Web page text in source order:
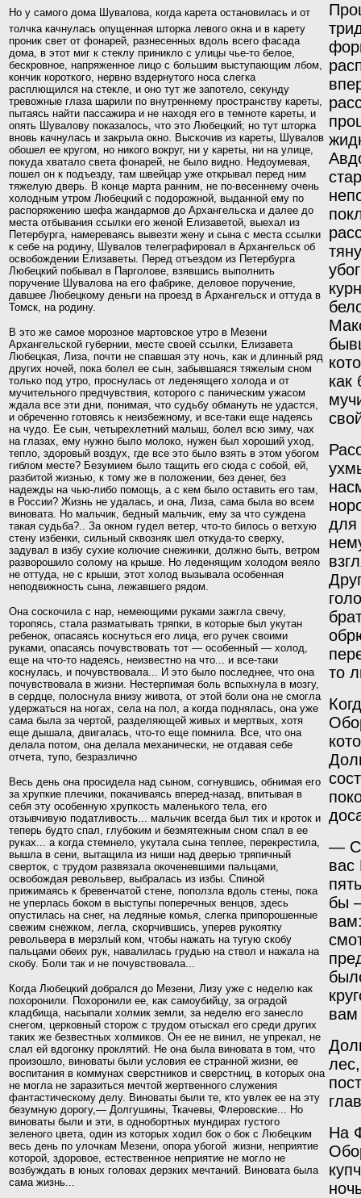
Но у самого дома Шувалова, когда карета остановилась и от
толчка качнулась опущенная шторка левого окна и в карету
проник свет от фонарей, разнесенных вдоль всего фасада
дома, в этот миг к стеклу приникло с улицы чье-то белое,
бескровное, напряженное лицо с боль­шим выступающим лбом,
кончик короткого, нервно вздернутого носа слегка
расплющился на стекле, и оно тут же запотело, секунду
тревожные глаза шарили по внутреннему пространству кареты,
пытаясь найти пассажира и не находя его в темноте кареты, и
опять Шувалову показа­лось, что это Любецкий; но тут шторка
вновь качнулась и закрыла окно. Выскочив из кареты, Шувалов
обошел ее кругом, но никого вокруг, ни у кареты, ни на улице,
покуда хватало света фонарей, не было видно. Недоуме­вая,
пошел он к подъезду, там швейцар уже открывал перед ним
тяжелую дверь. В конце марта ранним, не по-весеннему очень
холодным утром Любецкий с подорожной, выданной ему по
распоряжению шефа жандармов до Архангельска и далее до
места отбывания ссылки его женой Елизаветой, выехал из
Петербурга, намереваясь вывезти жену и сына с места ссылки
к себе на родину, Шувалов телеграфировал в Архангельск об
освобождении Елизаветы. Перед отъездом из Петербурга
Любецкий побывал в Парголове, взявшись выполнить
поручение Шувалова на его фабрике, деловое поручение,
давшее Любецкому деньги на проезд в Архан­гельск и оттуда в
Томск, на родину.
В это же самое морозное мартовское утро в Мезени
Архангельской губернии, месте своей ссылки, Елизавета
Любецкая, Лиза, почти не спавшая эту ночь, как и длинный ряд
других ночей, пока болел ее сын, забывшаяся тяжелым сном
только под утро, проснулась от леденящего холода и от
мучительного предчувствия, которого с паниче­ским ужасом
ждала все эти дни, понимая, что судьбу обмануть не удастся,
и обреченно готовясь к неизбежному, и все-таки еще надеясь
на чудо. Ее сын, четырехлетний малыш, болел всю зиму, чах
на глазах, ему нужно было моло­ко, нужен был хороший уход,
тепло, здоровый воздух, где все это было взять в этом убогом
гиблом месте? Безумием было тащить его сюда с собой, ей,
разбитой жизнью, к тому же в положении, без денег, без
надежды на чью-либо помощь, а с кем было оставить его там,
в России? Жизнь не удалась, и она, Лиза, сама была во всем
виновата. Но мальчик, бедный мальчик, ему за что суждена
такая судьба?.. За окном гудел ветер, что-то билось о ветхую
стену избенки, сильный сквозняк шел откуда-то сверху,
задувал в избу сухие колючие снежинки, должно быть, ветром
разворошило солому на крыше. Но леденящим холодом веяло
не оттуда, не с крыши, этот холод вызывала особенная
неподвижность сына, лежавшего рядом.
Она соскочила с нар, немеющими руками зажгла свечу,
торопясь, стала разматывать тряпки, в которые был укутан
ребенок, опасаясь коснуться его лица, его ручек своими
руками, опасаясь почувствовать тот — особенный — холод,
еще на что-то надеясь, неизвестно на что... и все-таки
коснулась, и почувствовала... И это было последнее, что она
почувствовала в жизни. Нестерпимая боль вспыхнула в мозгу,
в сердце, полоснула внизу живота, от этой боли она не смогла
удержаться на ногах, села на пол, а когда поднялась, она уже
сама была за чертой, разделяющей живых и мертвых, хотя
еще дышала, двигалась, что-то еще помнила. Все, что она
делала потом, она делала механически, не отдавая себе
отчета, тупо, безразлично
Весь день она просидела над сыном, согнувшись, обнимая его
за хрупкие плечики, покачиваясь вперед-назад, впитывая в
себя эту особенную хрупкость малень­кого тела, его
отзывчивую податливость... мальчик всегда был тих и кроток и
теперь будто спал, глубоким и безмятежным сном спал в ее
руках... а когда стемнело, укутала сына теплее, перекрестила,
вышла в сени, вытащила из ниши над дверью тряпичный
сверток, с трудом развязала окоченевшими пальцами,
освобождая револьвер, выбралась из избы. Спиной
прижимаясь к бревенча­той стене, поползла вдоль стены, пока
не уперлась боком в выступы поперечных венцов, здесь
опустилась на снег, на ледяные комья, слегка припорошенные
свежим снежком, легла, скорчившись, уперев рукоятку
револьвера в мерзлый ком, чтобы нажать на тугую скобу
пальцами обеих рук, навалилась грудью на ствол и нажала на
скобу. Боли так и не почувствовала...
Когда Любецкий добрался до Мезени, Лизу уже с неделю как
похоронили. Похоронили ее, как самоубийцу, за оградой
кладбища, насыпали холмик земли, за неделю его занесло
снегом, церковный сторож с трудом отыскал его среди других
таких же безвестных холмиков. Он ее не винил, не упрекал, не
слал ей вдогонку проклятий. Не она была виновата в том, что
произошло, виноваты были условия ее странной жизни, ее
воспитания в коммунах сверстников и сверстниц, в которых она
не могла не заразиться мечтой жертвенного служения
фантастическому делу. Виноваты были те, кто увлек ее на эту
безумную дорогу,— Долгушины, Ткачевы, Флеровские... Но
виноваты были и эти, в однобортных мундирах густого
зеленого цвета, один из которых ходил бок о бок с Любецким
весь день по улочкам Мезени, опора убогой жизни, неприятие
которой, здоровое, естественное неприятие не могло не
возбуждать в юных головах дерзких мечтаний. Виновата была
сама жизнь...
как
для
то
—
вас
бы
вам
На